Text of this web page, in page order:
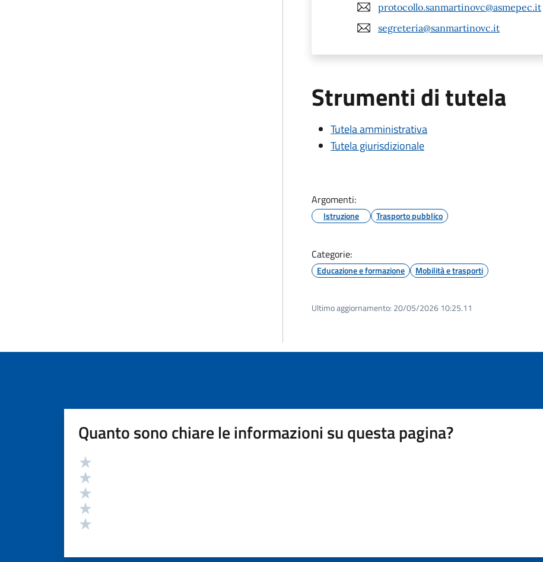
protocollo.sanmartinovc@asmepec.it
segreteria@sanmartinovc.it
Strumenti di tutela
Tutela amministrativa
Tutela giurisdizionale
Argomenti:
Istruzione Trasporto pubblico
Categorie:
Educazione e formazione Mobilità e trasporti
Ultimo aggiornamento: 20/05/2026 10:25.11
Quanto sono chiare le informazioni su questa pagina?
Valutazione